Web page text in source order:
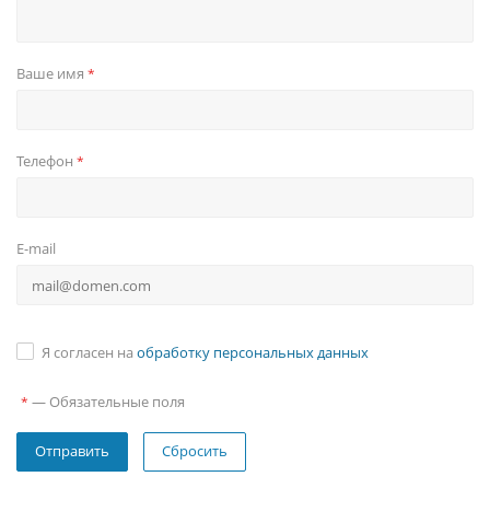
Ваше имя *
Телефон *
E-mail
Я согласен на обработку персональных данных
* — Обязательные поля
Сбросить